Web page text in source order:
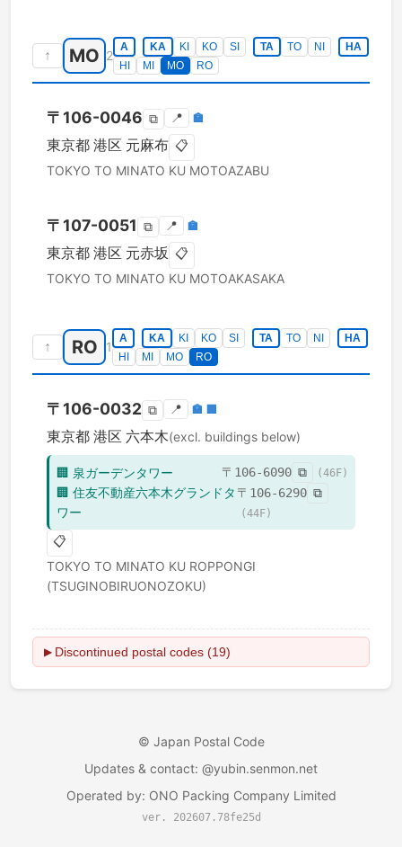
↑ MO 2
A KA KI KO SI TA TO NI
HA
HI
MI MO RO
〒 106-0046 ⧉ 📍 🏣
東京都 港区 元麻布 📋
TOKYO TO MINATO KU MOTOAZABU
〒 107-0051 ⧉ 📍 🏣
東京都 港区 元赤坂 📋
TOKYO TO MINATO KU MOTOAKASAKA
↑ RO 1
A KA KI KO SI TA TO NI
HA
HI
MI MO RO
〒 106-0032 ⧉ 📍 🏣 🏢
東京都 港区 六本木(excl. buildings below)
🏢 泉ガーデンタワー 〒 106-6090 ⧉ (46F)
🏢 住友不動産六本木グランドタ
ワー
〒 106-6290 ⧉
(44F)
📋
TOKYO TO MINATO KU ROPPONGI
(TSUGINOBIRUONOZOKU)
▶ Discontinued postal codes (19)
© Japan Postal Code
Updates & contact: @yubin.senmon.net
Operated by: ONO Packing Company Limited
ver. 202607.78fe25d